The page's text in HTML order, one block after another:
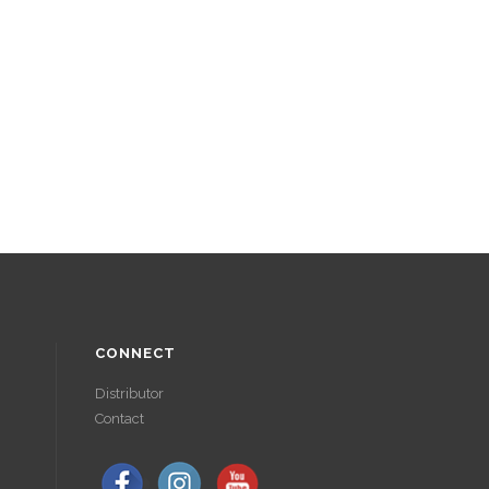
CONNECT
Distributor
Contact